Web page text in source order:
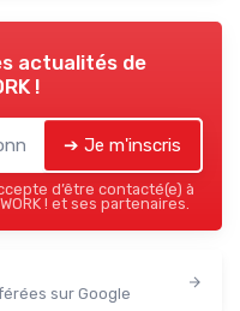
actualités de
!
➔ Je m'inscris
d’être contacté(e) à
! et ses partenaires.
sur Google